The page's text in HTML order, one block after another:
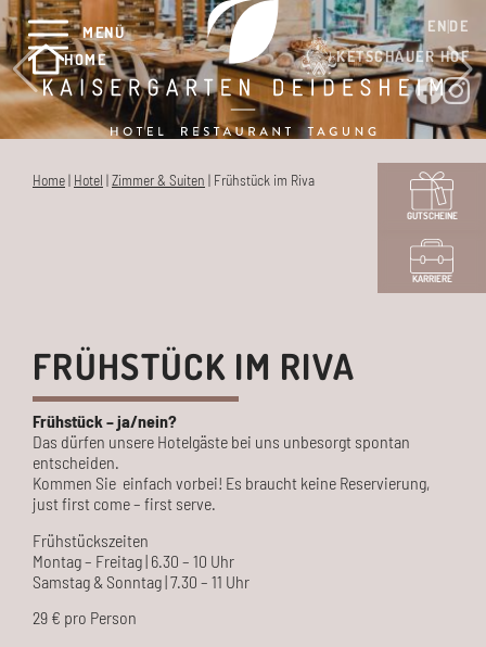
MENÜ
HOME
KETSCHAUER HOF
EN DE
GUTSCHEINE
KARRIERE
Home| Hotel |Zimmer & Suiten | Frühstück im Riva
FRÜHSTÜCK IM RIVA
Frühstück – ja/nein?
Das dürfen unsere Hotelgäste bei uns unbesorgt spontan
entscheiden.
Kommen Sie einfach vorbei! Es braucht keine Reservierung,
just first come – first serve.
Frühstückszeiten
Montag – Freitag | 6.30 – 10 Uhr
Samstag & Sonntag | 7.30 – 11 Uhr
29 € pro Person